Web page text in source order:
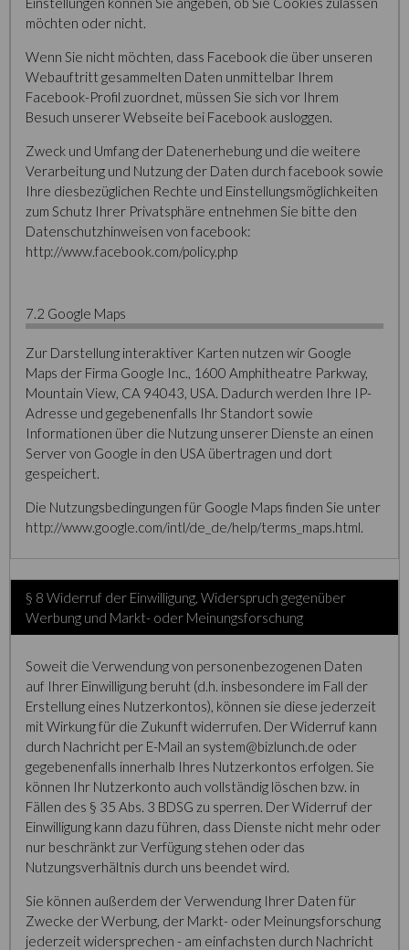
möchten oder nicht.
Wenn Sie nicht möchten, dass Facebook die über unseren
Webauftritt gesammelten Daten unmittelbar Ihrem
Facebook-Profil zuordnet, müssen Sie sich vor Ihrem
Besuch unserer Webseite bei Facebook ausloggen.
Zweck und Umfang der Datenerhebung und die weitere
Verarbeitung und Nutzung der Daten durch facebook sowie
Ihre diesbezüglichen Rechte und Einstellungsmöglichkeiten
zum Schutz Ihrer Privatsphäre entnehmen Sie bitte den
Datenschutzhinweisen von facebook:
http://www.facebook.com/policy.php
7.2 Google Maps
Zur Darstellung interaktiver Karten nutzen wir Google
Maps der Firma Google Inc., 1600 Amphitheatre Parkway,
Mountain View, CA 94043, USA. Dadurch werden Ihre IP-
Adresse und gegebenenfalls Ihr Standort sowie
Informationen über die Nutzung unserer Dienste an einen
Server von Google in den USA übertragen und dort
gespeichert.
Die Nutzungsbedingungen für Google Maps finden Sie unter
http://www.google.com/intl/de_de/help/terms_maps.html.
§ 8 Widerruf der Einwilligung, Widerspruch gegenüber
Werbung und Markt- oder Meinungsforschung
Soweit die Verwendung von personenbezogenen Daten
auf Ihrer Einwilligung beruht (d.h. insbesondere im Fall der
Erstellung eines Nutzerkontos), können sie diese jederzeit
mit Wirkung für die Zukunft widerrufen. Der Widerruf kann
durch Nachricht per E-Mail an system@bizlunch.de oder
gegebenenfalls innerhalb Ihres Nutzerkontos erfolgen. Sie
können Ihr Nutzerkonto auch vollständig löschen bzw. in
Fällen des § 35 Abs. 3 BDSG zu sperren. Der Widerruf der
Einwilligung kann dazu führen, dass Dienste nicht mehr oder
nur beschränkt zur Verfügung stehen oder das
Nutzungsverhältnis durch uns beendet wird.
Sie können außerdem der Verwendung Ihrer Daten für
Zwecke der Werbung, der Markt- oder Meinungsforschung
jederzeit widersprechen - am einfachsten durch Nachricht